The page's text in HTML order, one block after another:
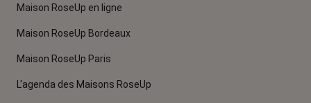
Maison RoseUp en ligne
Maison RoseUp Bordeaux
Maison RoseUp Paris
L'agenda des Maisons RoseUp